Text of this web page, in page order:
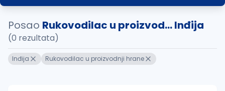
Posao Rukovodilac u proizvod... Inđija
(0 rezultata)
Inđija Rukovodilac u proizvodnji hrane